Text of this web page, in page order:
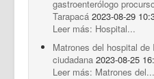
gastroenterólogo
Tarapacá 2023-08-29
Leer más: Hospital...
Matrones del hospital
ciudadana 2023-08-25
Leer más: Matrones del...